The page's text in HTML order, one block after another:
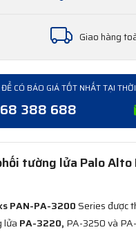
Giao hàng
CÓ BÁO GIÁ TỐT NHẤT TẠI
388 688
tường lửa Palo
PAN-PA-3200Series được
lửa PA-3220, PA-3250 và